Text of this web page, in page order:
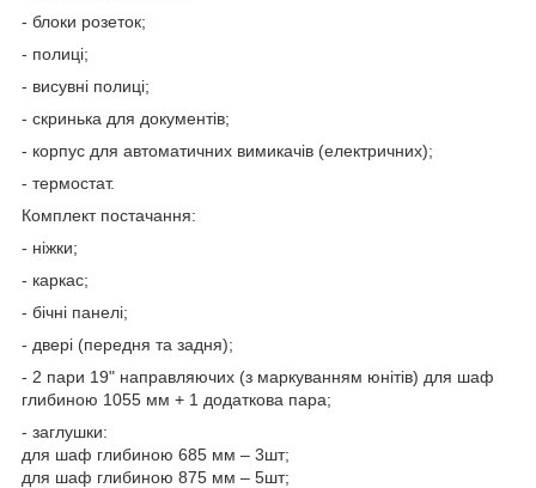
- блоки розеток;
- полиці;
- висувні полиці;
- скринька для документів;
- корпус для автоматичних вимикачів (електричних);
- термостат.
Комплект постачання:
- ніжки;
- каркас;
- бічні панелі;
- двері (передня та задня);
- 2 пари 19" направляючих (з маркуванням юнітів) для шаф
глибиною 1055 мм + 1 додаткова пара;
- заглушки:
для шаф глибиною 685 мм – 3шт;
для шаф глибиною 875 мм – 5шт;